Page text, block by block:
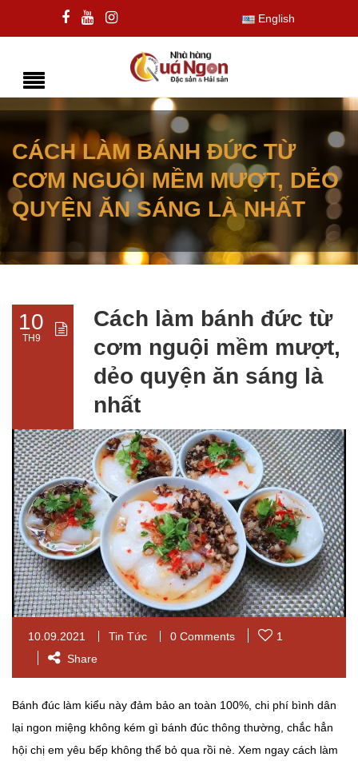
English
CÁCH LÀM BÁNH ĐỨC TỪ
CƠM NGUỘI MỀM MƯỢT, DẺO
QUYỆN ĂN SÁNG LÀ NHẤT
10
TH9
Cách làm bánh đức từ
cơm nguội mềm mượt,
dẻo quyện ăn sáng là
nhất
10.09.2021 Tin Tức 0 Comments
1
Share
Bánh đúc làm kiểu này đảm bảo an toàn 100%, chi phí bình dân
lại ngon miệng không kém gì bánh đúc thông thường, chắc hẳn
hội chị em yêu bếp không thể bỏ qua rồi nè. Xem ngay cách làm